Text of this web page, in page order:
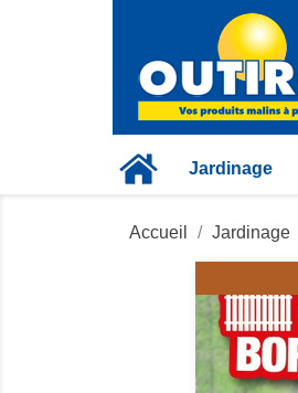
Jardinage
Accueil Jardinage